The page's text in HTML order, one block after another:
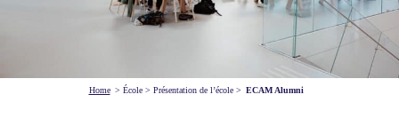
Home > École> Présentation de l’école> ECAM Alumni